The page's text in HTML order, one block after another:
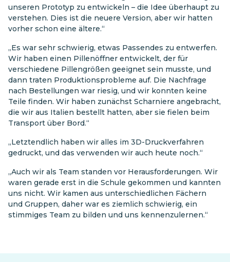
unseren Prototyp zu entwickeln – die Idee überhaupt zu
verstehen. Dies ist die neuere Version, aber wir hatten
vorher schon eine ältere.“
„Es war sehr schwierig, etwas Passendes zu entwerfen.
Wir haben einen Pillenöffner entwickelt, der für
verschiedene Pillengrößen geeignet sein musste, und
dann traten Produktionsprobleme auf. Die Nachfrage
nach Bestellungen war riesig, und wir konnten keine
Teile finden. Wir haben zunächst Scharniere angebracht,
die wir aus Italien bestellt hatten, aber sie fielen beim
Transport über Bord.“
„Letztendlich haben wir alles im 3D-Druckverfahren
gedruckt, und das verwenden wir auch heute noch.“
„Auch wir als Team standen vor Herausforderungen. Wir
waren gerade erst in die Schule gekommen und kannten
uns nicht. Wir kamen aus unterschiedlichen Fächern
und Gruppen, daher war es ziemlich schwierig, ein
stimmiges Team zu bilden und uns kennenzulernen.“